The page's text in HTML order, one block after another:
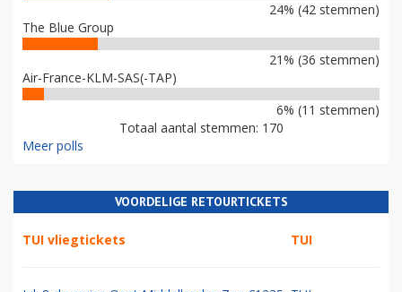
24% (42 stemmen)
The Blue Group
21% (36 stemmen)
Air-France-KLM-SAS(-TAP)
6% (11 stemmen)
Totaal aantal stemmen: 170
Meer polls
VOORDELIGE RETOURTICKETS
TUI vliegtickets TUI